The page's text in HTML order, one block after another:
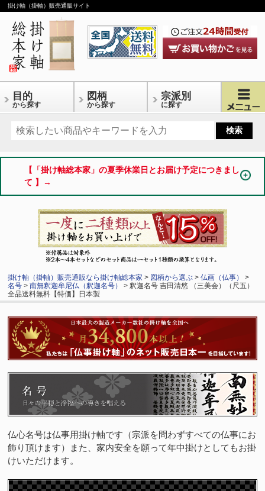
掛け軸（掛軸）販売通販サイト
目的
から探す
図柄
から探す
宗派別
に探す
【「掛け軸総本家」の夏季休業日とお届け予定につきまし
て 】→
掛け軸（掛軸）販売通販なら掛け軸総本家 > 図柄から選ぶ >仏画（仏事）
>
名号 >南無釈迦牟尼仏（釈迦名号）
> 釈迦名号 吉田清悠 （三美会）（尺五）
全品送料無料【特価】日本製
仏心名号は仏事用掛け軸です（宗派を問わずすべての仏事にお
飾り頂けます）また、家内安全を願って年中掛けとしてもお掛
けいただけます。